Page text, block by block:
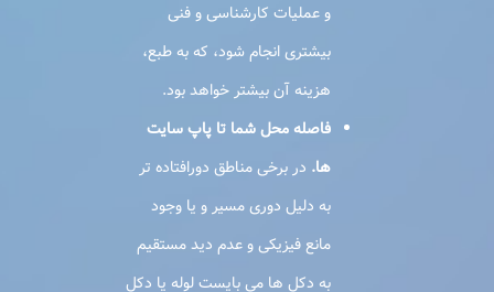
و عملیات کارشناسی و فنی
بیشتری انجام شود، که به طبع،
هزینه آن بیشتر خواهد بود.
فاصله محل شما تا پاپ سایت
ها. در برخی مناطق دورافتاده تر
به دلیل دوری مسیر و یا وجود
مانع فیزیکی و عدم دید مستقیم
به دکل ها می بایست لوله یا دکل